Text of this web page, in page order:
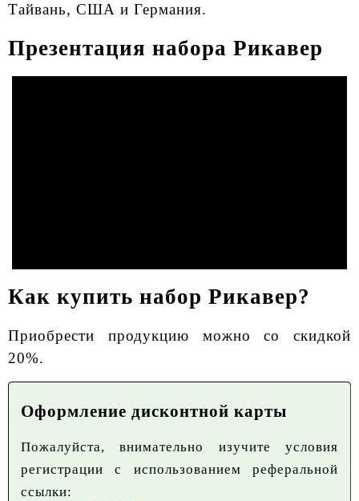
Тайвань, США и Германия.
Презентация набора Рикавер
Как купить набор Рикавер?
Приобрести продукцию можно со скидкой
20%.
Оформление дисконтной карты
Пожалуйста, внимательно изучите условия
регистрации с использованием реферальной
ссылки: